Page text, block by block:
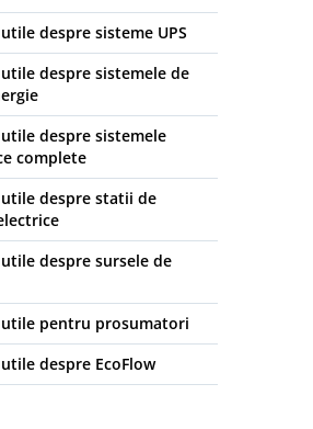
despre sisteme UPS
despre sistemele de
despre sistemele
complete
despre statii de
despre sursele de
pentru prosumatori
despre EcoFlow